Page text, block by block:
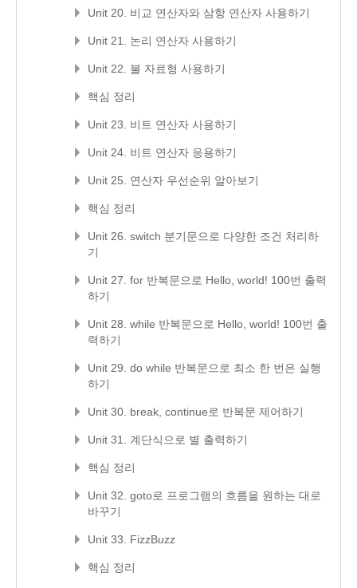
Unit 20. 비교 연산자와 삼항 연산자 사용하기
Unit 21. 논리 연산자 사용하기
Unit 22. 불 자료형 사용하기
핵심 정리
Unit 23. 비트 연산자 사용하기
Unit 24. 비트 연산자 응용하기
Unit 25. 연산자 우선순위 알아보기
핵심 정리
Unit 26. switch 분기문으로 다양한 조건 처리하
기
Unit 27. for 반복문으로 Hello, world! 100번 출력
하기
Unit 28. while 반복문으로 Hello, world! 100번 출
력하기
Unit 29. do while 반복문으로 최소 한 번은 실행
하기
Unit 30. break, continue로 반복문 제어하기
Unit 31. 계단식으로 별 출력하기
핵심 정리
Unit 32. goto로 프로그램의 흐름을 원하는 대로
바꾸기
Unit 33. FizzBuzz
핵심 정리